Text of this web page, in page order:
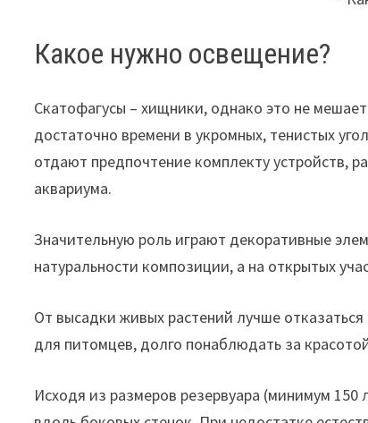
Какое нужно освещение?
Скатофагусы – хищники, однако это не
достаточно времени в укромных, тенистых
отдают предпочтение комплекту устройств,
аквариума.
Значительную роль играют декоративные
натуральности композиции, а на открытых
От высадки живых растений лучше
для питомцев, долго понаблюдать за
Исходя из размеров резервуара (минимум